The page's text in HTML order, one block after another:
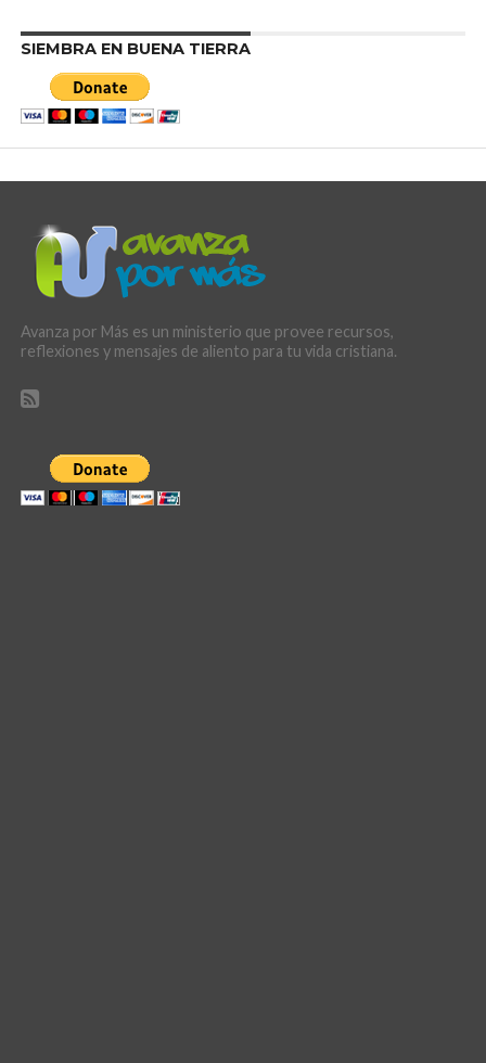
SIEMBRA EN BUENA TIERRA
Avanza por Más es un ministerio que provee recursos,
reflexiones y mensajes de aliento para tu vida cristiana.